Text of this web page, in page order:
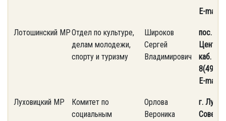
E-mail:
Лотошинский МРОтдел по культуре,
делам молодежи,
спорту и туризму
Широков
Сергей
Владимирович
пос.
каб. 44.
E-mail:
Луховицкий МР
Комитет по
социальным
Орлова
Вероника
г.